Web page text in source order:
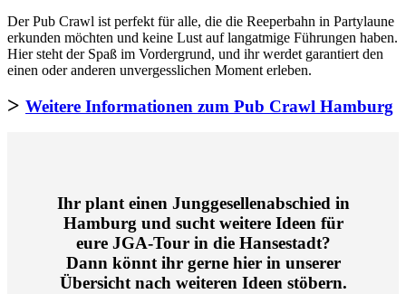
Der Pub Crawl ist perfekt für alle, die die Reeperbahn in Partylaune
erkunden möchten und keine Lust auf langatmige Führungen haben.
Hier steht der Spaß im Vordergrund, und ihr werdet garantiert den
einen oder anderen unvergesslichen Moment erleben.
> Weitere Informationen zum Pub Crawl Hamburg
Ihr plant einen Junggesellenabschied in
Hamburg und sucht weitere Ideen für
eure JGA-Tour in die Hansestadt?
Dann könnt ihr gerne hier in unserer
Übersicht nach weiteren Ideen stöbern.